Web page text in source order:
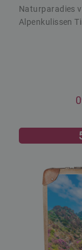
Naturparadies
Alpenkulissen